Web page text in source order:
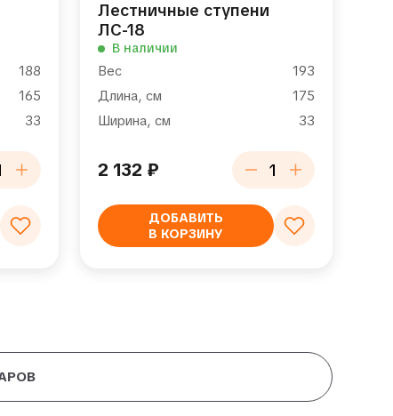
188
165
33
Лестничные ступени
ЛС-18
В наличии
Вес
193
Длина, см
175
Ширина, см
33
2 132 ₽
ДОБАВИТЬ
В КОРЗИНУ